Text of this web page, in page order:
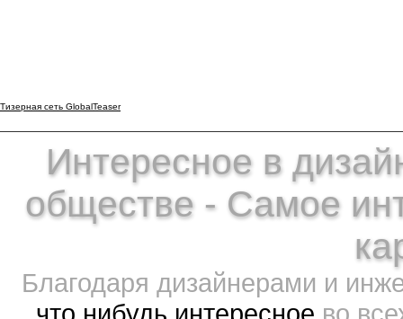
Тизерная сеть GlobalTeaser
Интересное в
обществе - Самое
Благодаря дизайнерами и